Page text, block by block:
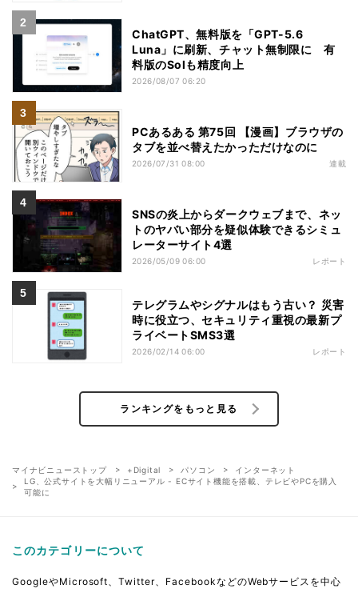
ChatGPT、無料版を「GPT-5.6
Luna」に刷新、チャット無制限に 有
料版のSolも精度向上
2026/08/07 06:20
PCあるある 第75回 【漫画】ブラウザの
タブを並べ替えたかっただけなのに
2026/07/31 08:00 連載
SNSの炎上からダークウェブまで、ネッ
トのヤバい部分を疑似体験できるシミュ
レーターサイト4選
2026/05/09 06:00 レポート
テレグラムやシグナルはもう古い？ 災害
時に役立つ、セキュリティ重視の最新プ
ライベートSMS3選
2026/02/14 06:00 レポート
ランキングをもっと見る
マイナビニューストップ +Digital パソコン
インターネット
LG、公式サイトを大幅リニューアル - ECサイト機能を搭載、テレビやPCを購入
可能に
このカテゴリーについて
GoogleやMicrosoft、Twitter、FacebookなどのWebサービスを中心